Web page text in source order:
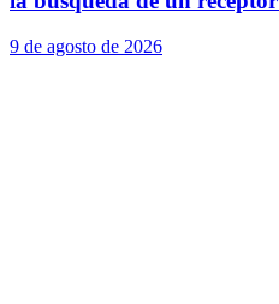
9 de agosto de 2026